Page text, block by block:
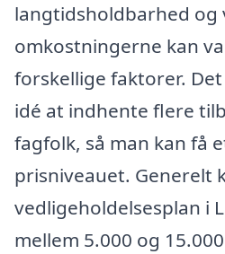
langtidsholdbarhed
omkostningerne kan
forskellige faktorer.
idé at indhente flere
fagfolk, så man kan få
prisniveauet. Generelt
vedligeholdelsesplan i
mellem 5.000 og